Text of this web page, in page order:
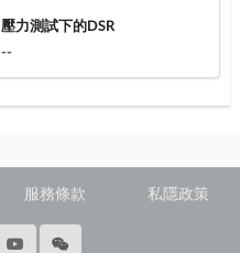
壓力測試下的DSR
--
服務條款 私隱政策